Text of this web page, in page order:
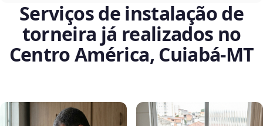
Serviços de instalação de
torneira já realizados no
Centro América, Cuiabá‑MT